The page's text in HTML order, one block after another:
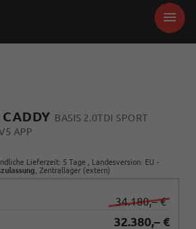
BASIS 2.0TDI SPORT
APP
Lieferzeit: 5 Tage , Landesversion: EU -
, Zentrallager (extern)
34.180,– €
32.380,– €